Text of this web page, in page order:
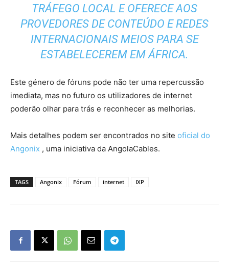
TRÁFEGO LOCAL E OFERECE AOS
PROVEDORES DE CONTEÚDO E REDES
INTERNACIONAIS MEIOS PARA SE
ESTABELECEREM EM ÁFRICA.
Este género de fóruns pode não ter uma repercussão
imediata, mas no futuro os utilizadores de internet
poderão olhar para trás e reconhecer as melhorias.
Mais detalhes podem ser encontrados no site oficial do
Angonix , uma iniciativa da AngolaCables.
TAGS Angonix Fórum internet IXP